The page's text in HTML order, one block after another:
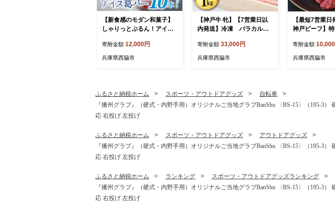
【新食感のモダン和菓子】
しゃりっとぷるん！アイス
寄附金額 12,000円
兵庫県西脇市
【神戸牛 牝】【7営業日以
内発送】冷凍 バラカルビ
12）
寄附金額 33,000円
兵庫県西脇市
【最短7営業
神戸ビーフ】
g）≪冷蔵≫（
寄附金額
兵庫県西脇市
ふるさと納税ホーム スポーツ・アウトドアグッズ
自転車
『播州グラブ』（硬式・内野手用）オリジナルご当地グラブBanShu 〈BS-15〉（195-3
応 右投げ 左投げ
ふるさと納税ホーム スポーツ・アウトドアグッズ
アウトドアグッズ
『播州グラブ』（硬式・内野手用）オリジナルご当地グラブBanShu 〈BS-15〉（195-3
応 右投げ 左投げ
ふるさと納税ホーム ランキング スポーツ・アウトドアグッズランキング
『播州グラブ』（硬式・内野手用）オリジナルご当地グラブBanShu 〈BS-15〉（195-3
応 右投げ 左投げ